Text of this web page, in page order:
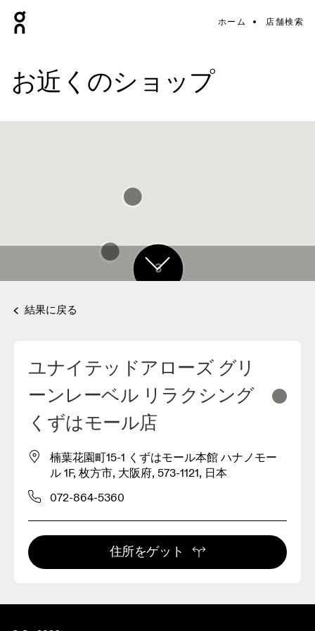
ホーム 店舗検索
お近くのショップ
3
結果に戻る
ユナイテッドアローズ グリ
ーンレーベル リラクシング
くずはモール店
楠葉花園町15-1 くずはモール本館 ハナノモー
ル 1F, 枚方市, 大阪府, 573-1121, 日本
072-864-5360
住所をゲット